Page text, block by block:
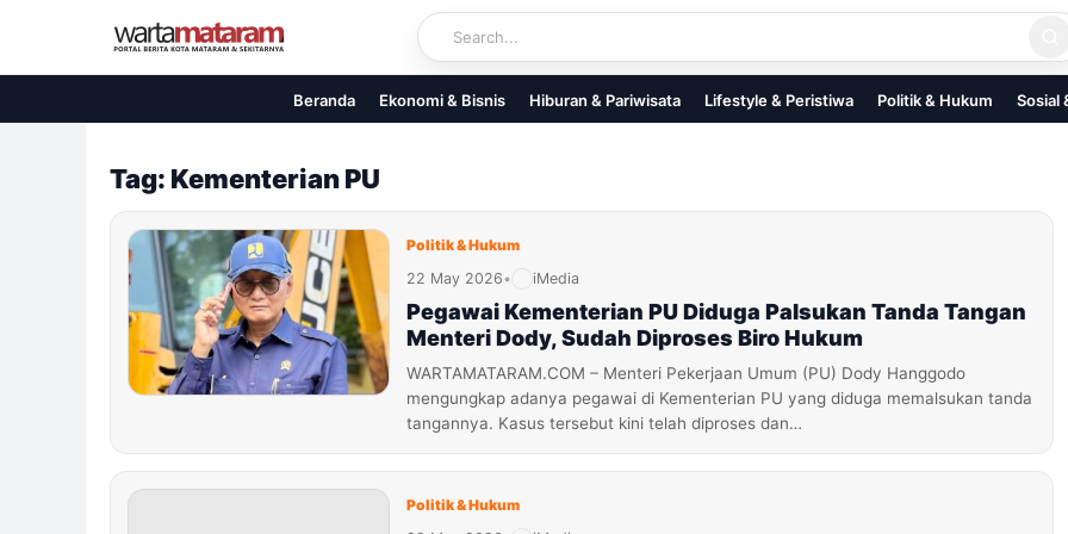
content
Beranda Ekonomi & Bisnis Hiburan & Pariwisata Lifestyle & Peristiwa Politik & Hukum Sosial
Tag: Kementerian PU
Politik & Hukum
22 May 2026• iMedia
Pegawai Kementerian PU Diduga Palsukan Tanda Tangan
Menteri Dody, Sudah Diproses Biro Hukum
WARTAMATARAM.COM – Menteri Pekerjaan Umum (PU) Dody Hanggodo
mengungkap adanya pegawai di Kementerian PU yang diduga memalsukan tanda
tangannya. Kasus tersebut kini telah diproses dan…
Politik & Hukum